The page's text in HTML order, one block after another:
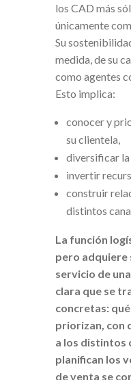
los CAD más
únicamente
Su
medida, de su
como agentes
Esto implica:
conocer y
su clientela,
diversificar
invertir
construir
distintos
La función
pero adquiere
servicio de
clara que se
concretas:
priorizan, con
a los distintos
planifican los
de venta se